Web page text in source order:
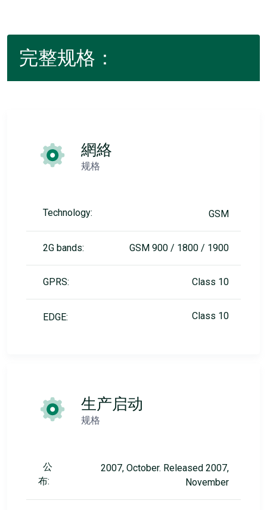
完整规格：
網絡
规格
Technology: GSM
2G bands: GSM 900 / 1800 / 1900
GPRS: Class 10
EDGE: Class 10
生产启动
规格
公
布:
2007, October. Released 2007,
November